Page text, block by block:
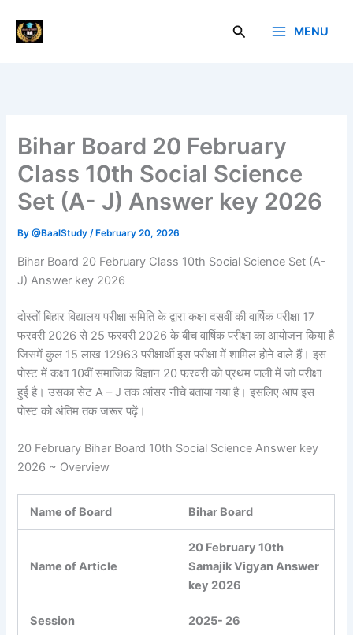
content
Search MENU
Bihar Board 20 February
Class 10th Social Science
Set (A- J) Answer key 2026
By@BaalStudy/ February 20, 2026
Bihar Board 20 February Class 10th Social Science Set (A-
J) Answer key 2026
दोस्तों बिहार विद्यालय परीक्षा समिति के द्वारा कक्षा दसवीं की वार्षिक परीक्षा 17
फरवरी 2026 से 25 फरवरी 2026 के बीच वार्षिक परीक्षा का आयोजन किया है
जिसमें कुल 15 लाख 12963 परीक्षार्थी इस परीक्षा में शामिल होने वाले हैं। इस
पोस्ट में कक्षा 10वीं समाजिक विज्ञान 20 फरवरी को प्रथम पाली में जो परीक्षा
हुई है। उसका सेट A – J तक आंसर नीचे बताया गया है। इसलिए आप इस
पोस्ट को अंतिम तक जरूर पढ़ें।
20 February Bihar Board 10th Social Science Answer key
2026 ~ Overview
Name of Board Bihar Board
Name of Article
20 February 10th
Samajik Vigyan Answer
key 2026
Session 2025- 26